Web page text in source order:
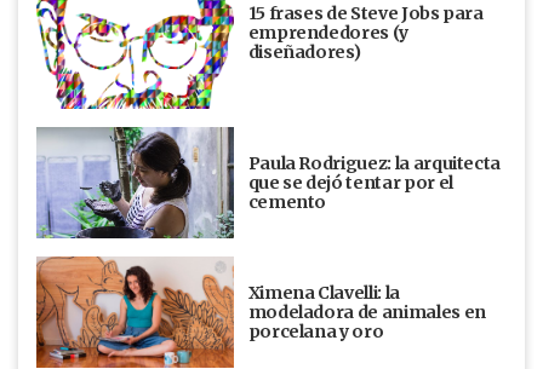
15 frases de Steve Jobs para
emprendedores (y
diseñadores)
Paula Rodriguez: la arquitecta
que se dejó tentar por el
cemento
Ximena Clavelli: la
modeladora de animales en
porcelana y oro